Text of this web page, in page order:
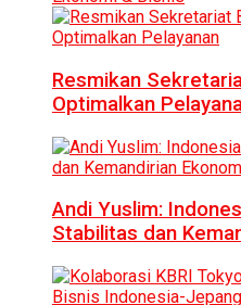
Resmikan
Optimalkan
Andi Yuslim:
Stabilitas dan